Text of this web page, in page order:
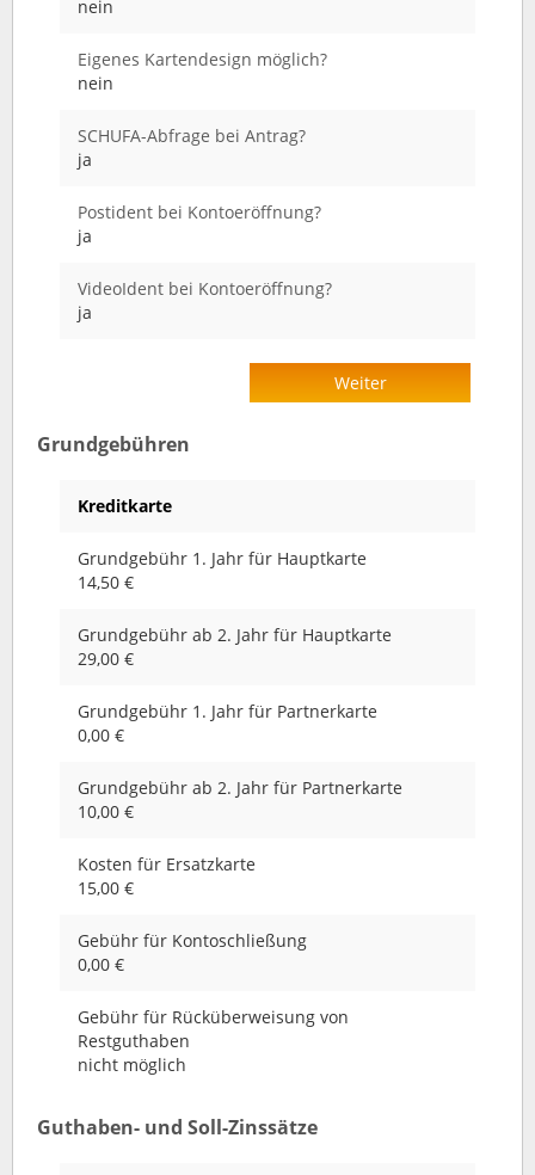
nein
Eigenes Kartendesign möglich?
nein
SCHUFA-Abfrage bei Antrag?
ja
Postident bei Kontoeröffnung?
ja
VideoIdent bei Kontoeröffnung?
ja
Weiter
Grundgebühren
Kreditkarte
Grundgebühr 1. Jahr für Hauptkarte
14,50 €
Grundgebühr ab 2. Jahr für Hauptkarte
29,00 €
Grundgebühr 1. Jahr für Partnerkarte
0,00 €
Grundgebühr ab 2. Jahr für Partnerkarte
10,00 €
Kosten für Ersatzkarte
15,00 €
Gebühr für Kontoschließung
0,00 €
Gebühr für Rücküberweisung von
Restguthaben
nicht möglich
Guthaben- und Soll-Zinssätze